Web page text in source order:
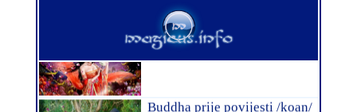
VESNA/ Kod 05
Tarot savjetnik je slobodan
TEHNIKE:numerologija, anđeoski i ljubavni tarot, visak, yi
ching, knjiga promjena mudrosti, rune, izrada runskih